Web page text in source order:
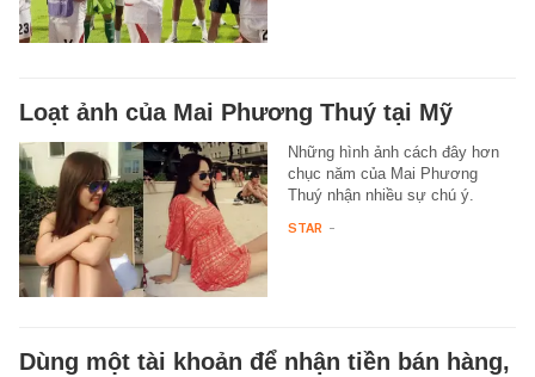
Loạt ảnh của Mai Phương Thuý tại Mỹ
Những hình ảnh cách đây hơn
chục năm của Mai Phương
Thuý nhận nhiều sự chú ý.
STAR -
Dùng một tài khoản để nhận tiền bán hàng,